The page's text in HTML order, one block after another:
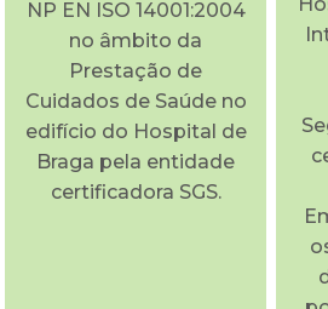
NP EN ISO 14001:2004
no âmbito da
Prestação de
Cuidados de Saúde no
edifício do Hospital de
Braga pela entidade
certificadora SGS.